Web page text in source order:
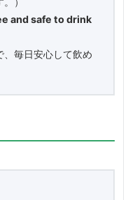
and safe to drink
、毎日安心して飲め